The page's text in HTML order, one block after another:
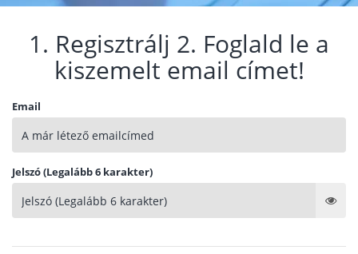
1. Regisztrálj 2. Foglald le a
kiszemelt email címet!
Email
Jelszó (Legalább 6 karakter)